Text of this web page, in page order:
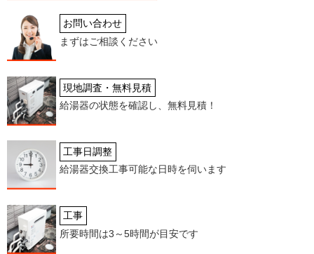
お問い合わせ
まずはご相談ください
現地調査・無料見積
給湯器の状態を確認し、無料見積！
工事日調整
給湯器交換工事可能な日時を伺います
工事
所要時間は3～5時間が目安です